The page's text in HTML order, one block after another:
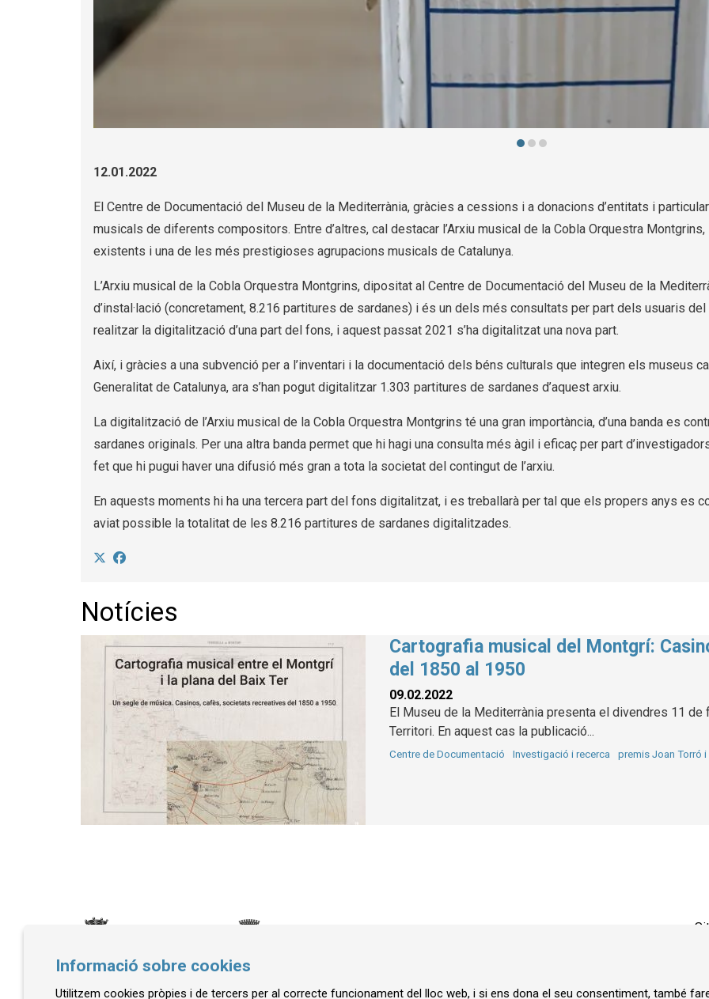
12.01.2022
El Centre de Documentació del Museu de la Mediterrània, gràcies a cessions i a donacions d’entitats i
musicals de diferents compositors. Entre d’altres, cal destacar l’Arxiu musical de la Cobla Orquestra
existents i una de les més prestigioses agrupacions musicals de Catalunya.
L’Arxiu musical de la Cobla Orquestra Montgrins, dipositat al Centre de Documentació del Museu de la
d’instal·lació (concretament, 8.216 partitures de sardanes) i és un dels més consultats per part dels usuaris
realitzar la digitalització d’una part del fons, i aquest passat 2021 s’ha digitalitzat una nova part.
Així, i gràcies a una subvenció per a l’inventari i la documentació dels béns culturals que integren els museus
Generalitat de Catalunya, ara s’han pogut digitalitzar 1.303 partitures de sardanes d’aquest arxiu.
La digitalització de l’Arxiu musical de la Cobla Orquestra Montgrins té una gran importància, d’una banda es
sardanes originals. Per una altra banda permet que hi hagi una consulta més àgil i eficaç per part
fet que hi pugui haver una difusió més gran a tota la societat del contingut de l’arxiu.
En aquests moments hi ha una tercera part del fons digitalitzat, i es treballarà per tal que els propers anys es
aviat possible la totalitat de les 8.216 partitures de sardanes digitalitzades.
Notícies
Cartografia musical del Montgrí:
del 1850 al 1950
09.02.2022
El Museu de la Mediterrània presenta el divendres 11 de
Territori. En aquest cas la publicació...
Centre de Documentació Investigació i recerca premis Joan Torró
Informació sobre cookies
Utilitzem cookies pròpies i de tercers per al correcte funcionament del lloc web, i si ens dona el seu consentiment, també